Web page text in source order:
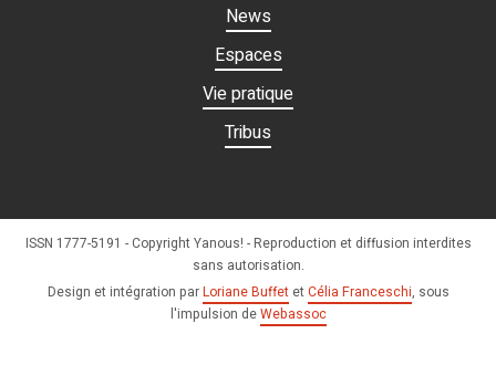
News
Espaces
Vie pratique
Tribus
ISSN 1777-5191 - Copyright Yanous! - Reproduction et diffusion interdites
sans autorisation.
Design et intégration parLoriane Buffetet Célia Franceschi, sous
l'impulsion deWebassoc